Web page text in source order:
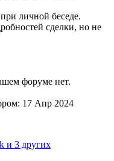
личной беседе.
сделки, но не
форуме нет.
17 Апр 2024
и 3 других